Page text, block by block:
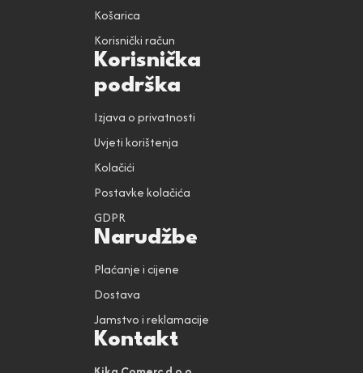
Košarica
Korisnički račun
Korisnička
podrška
Izjava o privatnosti
Uvjeti korištenja
Kolačići
Postavke kolačića
GDPR
Narudžbe
Plaćanje i cijene
Dostava
Jamstvo i reklamacije
Kontakt